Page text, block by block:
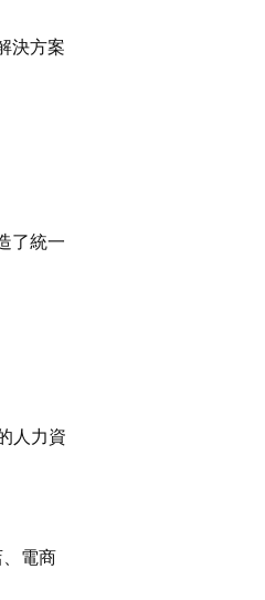
決方案
了統一
人力資
電商